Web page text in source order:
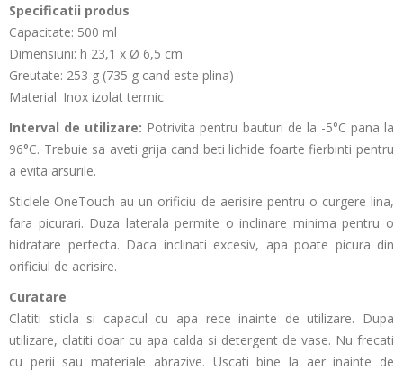
Specificatii produs
Capacitate: 500 ml
Dimensiuni: h 23,1 x Ø 6,5 cm
Greutate: 253 g (735 g cand este plina)
Material: Inox izolat termic
Interval de utilizare: Potrivita pentru bauturi de la -5°C pana la
96°C. Trebuie sa aveti grija cand beti lichide foarte fierbinti pentru
a evita arsurile.
Sticlele OneTouch au un orificiu de aerisire pentru o curgere lina,
fara picurari. Duza laterala permite o inclinare minima pentru o
hidratare perfecta. Daca inclinati excesiv, apa poate picura din
orificiul de aerisire.
Curatare
Clatiti sticla si capacul cu apa rece inainte de utilizare. Dupa
utilizare, clatiti doar cu apa calda si detergent de vase. Nu frecati
cu perii sau materiale abrazive. Uscati bine la aer inainte de